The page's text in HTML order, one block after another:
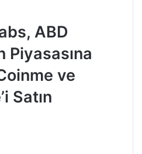
ABD
Piyasasına
ve
Satın